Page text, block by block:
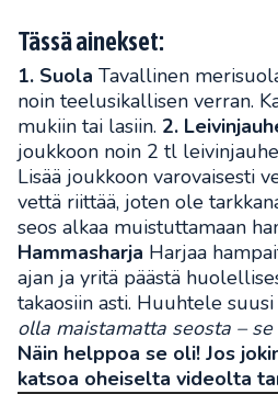
Tässä ainekset:
1. Suola Tavallinen
noin teelusikallisen verran.
mukiin tai lasiin. 2.
joukkoon noin 2 tl
Lisää joukkoon varovaisesti
vettä riittää, joten ole
seos alkaa muistuttamaan
Hammasharja Harjaa
ajan ja yritä päästä
takaosiin asti. Huuhtele
olla maistamatta seosta –
Näin helppoa se oli! Jos
katsoa oheiselta videolta